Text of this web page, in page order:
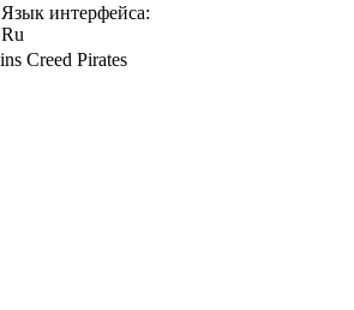
Язык интерфейса:
Ru